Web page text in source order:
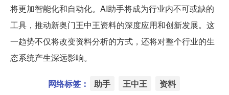
将更加智能化和自动化。AI助手将成为行业内不可或缺的
工具，推动新奥门王中王资料的深度应用和创新发展。这
一趋势不仅将改变资料分析的方式，还将对整个行业的生
态系统产生深远影响。
网络标签： 助手 王中王 资料